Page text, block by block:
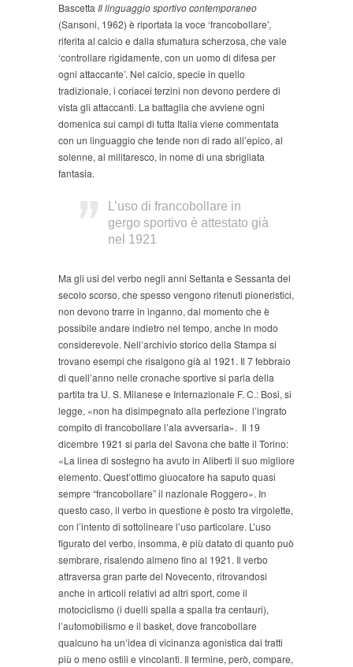
Bascetta Il linguaggio sportivo contemporaneo
(Sansoni, 1962) è riportata la voce ‘francobollare’,
riferita al calcio e dalla sfumatura scherzosa, che vale
‘controllare rigidamente, con un uomo di difesa per
ogni attaccante’. Nel calcio, specie in quello
tradizionale, i coriacei terzini non devono perdere di
vista gli attaccanti. La battaglia che avviene ogni
domenica sui campi di tutta Italia viene commentata
con un linguaggio che tende non di rado all’epico, al
solenne, al militaresco, in nome di una sbrigliata
fantasia.
L’uso di francobollare in
gergo sportivo è attestato già
nel 1921
Ma gli usi del verbo negli anni Settanta e Sessanta del
secolo scorso, che spesso vengono ritenuti pioneristici,
non devono trarre in inganno, dal momento che è
possibile andare indietro nel tempo, anche in modo
considerevole. Nell’archivio storico della Stampa si
trovano esempi che risalgono già al 1921. Il 7 febbraio
di quell’anno nelle cronache sportive si parla della
partita tra U. S. Milanese e Internazionale F. C.: Bosi, si
legge, «non ha disimpegnato alla perfezione l’ingrato
compito di francobollare l’ala avversaria». Il 19
dicembre 1921 si parla del Savona che batte il Torino:
«La linea di sostegno ha avuto in Aliberti il suo migliore
elemento. Quest’ottimo giuocatore ha saputo quasi
sempre “francobollare” il nazionale Roggero». In
questo caso, il verbo in questione è posto tra virgolette,
con l’intento di sottolineare l’uso particolare. L’uso
figurato del verbo, insomma, è più datato di quanto può
sembrare, risalendo almeno fino al 1921. Il verbo
attraversa gran parte del Novecento, ritrovandosi
anche in articoli relativi ad altri sport, come il
motociclismo (i duelli spalla a spalla tra centauri),
l’automobilismo e il basket, dove francobollare
qualcuno ha un’idea di vicinanza agonistica dai tratti
più o meno ostili e vincolanti. Il termine, però, compare,